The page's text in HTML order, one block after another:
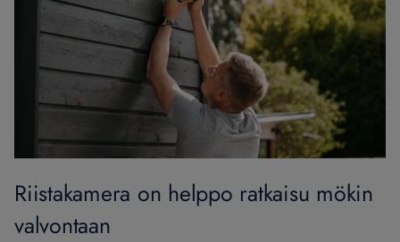
Riistakamera on helppo ratkaisu mökin
valvontaan